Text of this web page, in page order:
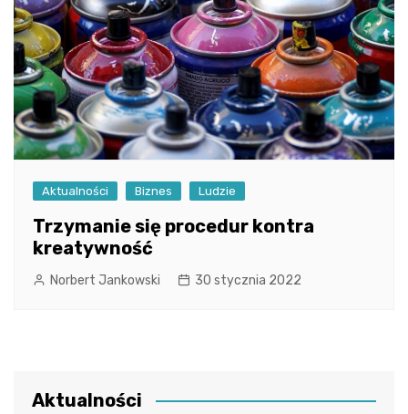
Aktualności Biznes Ludzie
Trzymanie się procedur kontra
kreatywność
Norbert Jankowski 30 stycznia 2022
Aktualności